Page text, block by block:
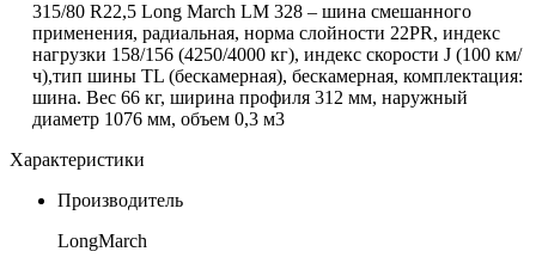
315/80 R22,5 Long March LM 328 – шина смешанного
применения, радиальная, норма слойности 22PR, индекс
нагрузки 158/156 (4250/4000 кг), индекс скорости J(100 км/
ч),тип шины TL (бескамерная), бескамерная, комплектация:
шина. Вес 66 кг, ширина профиля 312 мм, наружный
диаметр 1076 мм, объем 0,3 м3
Характеристики
Производитель
LongMarch